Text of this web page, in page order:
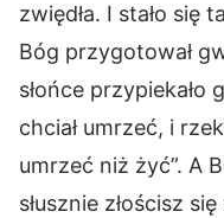
zwiędła. I stało się
Bóg przygotował
słońce przypiekało
chciał umrzeć, i
umrzeć niż żyć”. A
słusznie złościsz